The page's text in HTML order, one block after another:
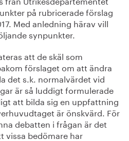
på rubricerade förslag
Med anledning härav vill
synpunkter.
att de skäl som
förslaget om att ändra
det s.k. normalvärdet vid
är så luddigt formulerade
att bilda sig en uppfattning
är önskvärd. För
debatten i frågan är det
vissa bedömare har